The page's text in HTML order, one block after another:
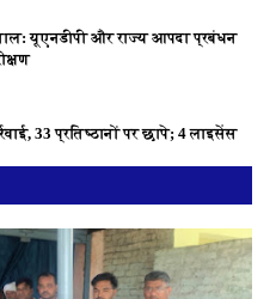
यूएनडीपी और राज्य आपदा प्रबंधन
33 प्रतिष्ठानों पर छापे; 4 लाइसेंस